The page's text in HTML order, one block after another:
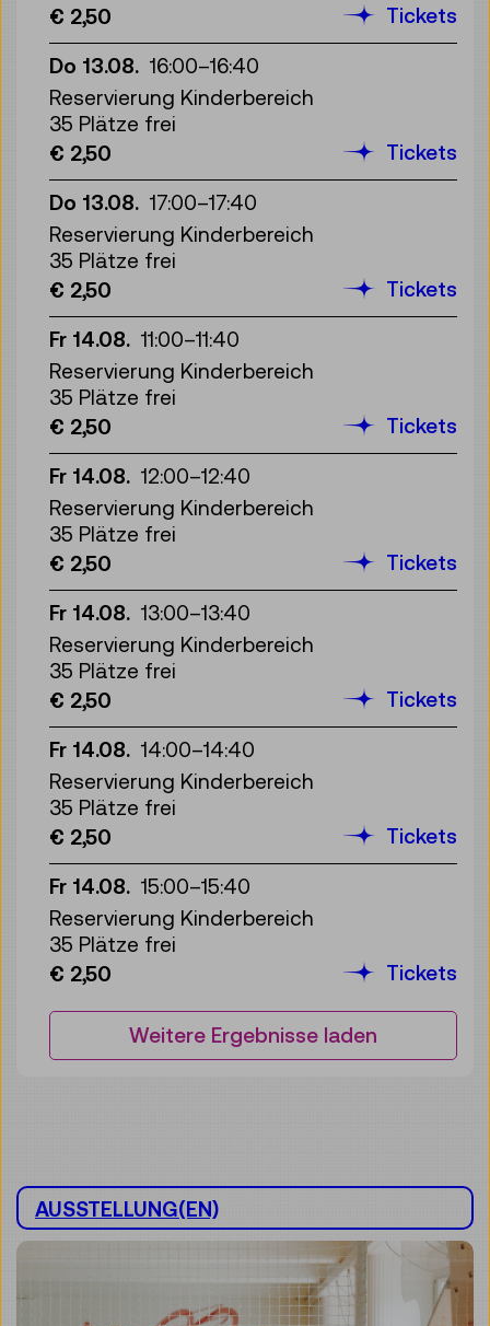
€ 2,50
Tickets
Do 13.08. 16:00–16:40
Reservierung Kinderbereich
35 Plätze frei
€ 2,50
Tickets
Do 13.08. 17:00–17:40
Reservierung Kinderbereich
35 Plätze frei
€ 2,50
Tickets
Fr 14.08. 11:00–11:40
Reservierung Kinderbereich
35 Plätze frei
€ 2,50
Tickets
Fr 14.08. 12:00–12:40
Reservierung Kinderbereich
35 Plätze frei
€ 2,50
Tickets
Fr 14.08. 13:00–13:40
Reservierung Kinderbereich
35 Plätze frei
€ 2,50
Tickets
Fr 14.08. 14:00–14:40
Reservierung Kinderbereich
35 Plätze frei
€ 2,50
Tickets
Fr 14.08. 15:00–15:40
Reservierung Kinderbereich
35 Plätze frei
€ 2,50
Tickets
Weitere Ergebnisse laden
AUSSTELLUNG(EN)